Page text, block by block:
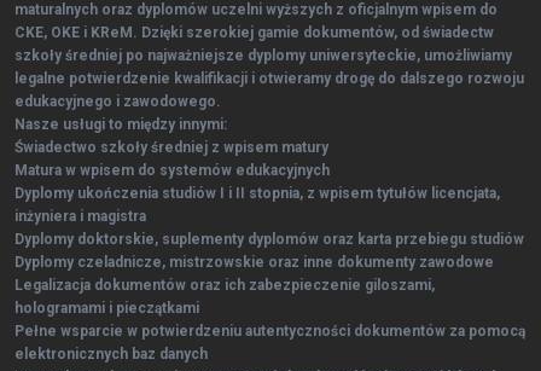
maturalnych oraz dyplomów uczelni wyższych z oficjalnym wpisem do
CKE, OKE i KReM. Dzięki szerokiej gamie dokumentów, od świadectw
szkoły średniej po najważniejsze dyplomy uniwersyteckie, umożliwiamy
legalne potwierdzenie kwalifikacji i otwieramy drogę do dalszego rozwoju
edukacyjnego i zawodowego.
Nasze usługi to między innymi:
Świadectwo szkoły średniej z wpisem matury
Matura w wpisem do systemów edukacyjnych
Dyplomy ukończenia studiów I i II stopnia, z wpisem tytułów licencjata,
inżyniera i magistra
Dyplomy doktorskie, suplementy dyplomów oraz karta przebiegu studiów
Dyplomy czeladnicze, mistrzowskie oraz inne dokumenty zawodowe
Legalizacja dokumentów oraz ich zabezpieczenie giloszami,
hologramami i pieczątkami
Pełne wsparcie w potwierdzeniu autentyczności dokumentów za pomocą
elektronicznych baz danych